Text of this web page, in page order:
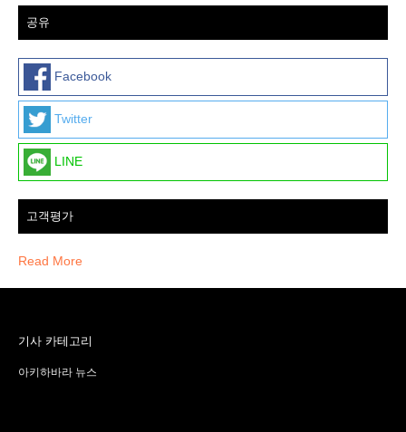
공유
Facebook
Twitter
LINE
고객평가
Read More
기사 카테고리
아키하바라 뉴스